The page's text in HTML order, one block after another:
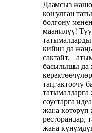
Даамсыз
кошулган
болгону
маанилүү!
татымалдарды
кийин да
сактайт.
басылышы да
таңгактоочу
соустарга
жана көтөрүп
ресторандар,
жана